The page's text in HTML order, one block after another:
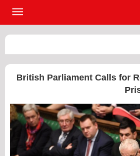
British Parliament Calls for